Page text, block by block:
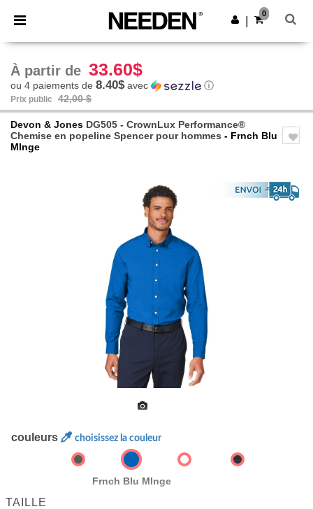
× Appli Needen
Meilleurs prix sur l’app !
Obtenir l'appli
0
À partir de 33.60$
ou 4 paiements de 8.40$avec ⓘ
Prix public 42,00 $
Devon & Jones DG505 - CrownLux Performance®
Chemise en popeline Spencer pour hommes - Frnch Blu
Mlnge
couleurs choisissez la couleur
Frnch Blu Mlnge
TAILLE